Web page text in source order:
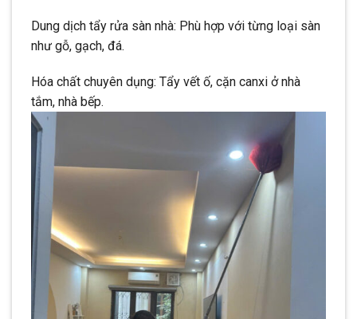
Dung dịch tẩy rửa sàn nhà: Phù hợp với từng loại sàn
như gỗ, gạch, đá.
Hóa chất chuyên dụng: Tẩy vết ố, cặn canxi ở nhà
tắm, nhà bếp.